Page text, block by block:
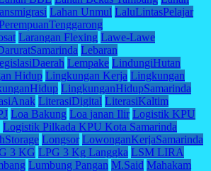
Lahan Unmul LaluLintasPelajar
Larangan Flexing Lawe-Lawe
Lebaran
Lempake LindungiHutan
Hidup Lingkungan Kerja Lingkungan
LingkunganHidupSamarinda
LiterasiDigital LiterasiKaltim
Loa Bakung Loa janan Ilir Logistik KPU
Logistik Pilkada KPU Kota Samarinda
Longsor LowonganKerjaSamarinda
3 KG LPG 3 Kg Langgka LSM LIRA
Lumbung Pangan M.Said Mahakam